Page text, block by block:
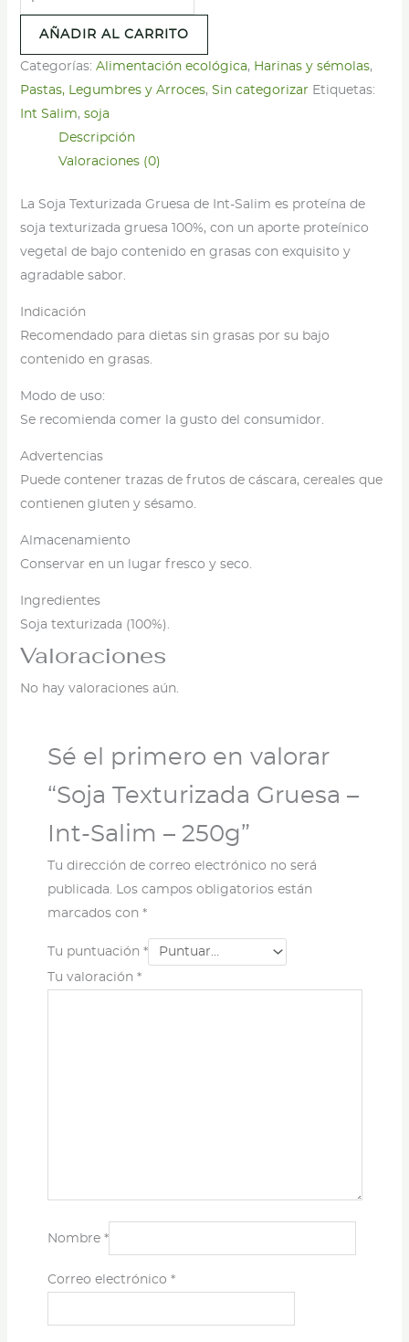
Texturizada
Gruesa
-
Int-
Salim
AÑADIR AL CARRITO
Categorías: Alimentación ecológica, Harinas y sémolas,
Pastas, Legumbres y Arroces, Sin categorizar Etiquetas:
Int Salim, soja
Descripción
Valoraciones (0)
La Soja Texturizada Gruesa de Int-Salim es proteína de
soja texturizada gruesa 100%, con un aporte proteínico
vegetal de bajo contenido en grasas con exquisito y
agradable sabor.
Indicación
Recomendado para dietas sin grasas por su bajo
contenido en grasas.
Modo de uso:
Se recomienda comer la gusto del consumidor.
Advertencias
Puede contener trazas de frutos de cáscara, cereales que
contienen gluten y sésamo.
Almacenamiento
Conservar en un lugar fresco y seco.
Ingredientes
Soja texturizada (100%).
Valoraciones
No hay valoraciones aún.
Sé el primero en valorar
“Soja Texturizada Gruesa –
Int-Salim – 250g”
Tu dirección de correo electrónico no será
publicada. Los campos obligatorios están
marcados con *
Tu puntuación *
Tu valoración *
Nombre *
Correo electrónico *